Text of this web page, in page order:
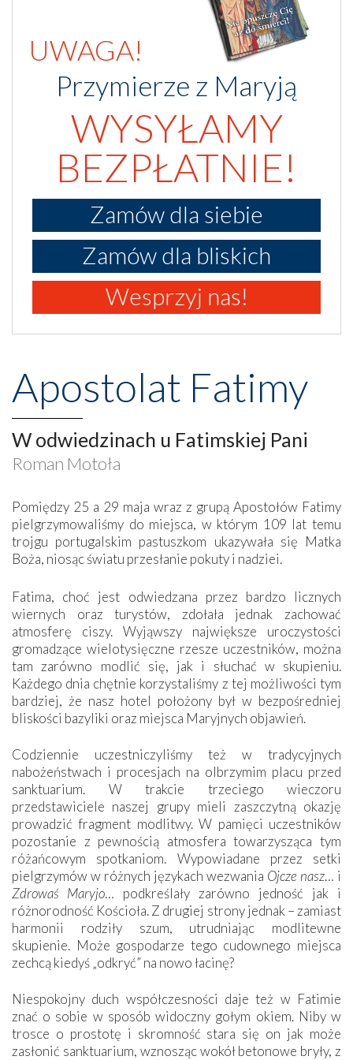
UWAGA!
Przymierze z Maryją
WYSYŁAMY
BEZPŁATNIE!
Zamów dla siebie
Zamów dla bliskich
Wesprzyj nas!
Apostolat Fatimy
W odwiedzinach u Fatimskiej Pani
Roman Motoła
Pomiędzy 25 a 29 maja wraz z grupą Apostołów Fatimy
pielgrzymowaliśmy do miejsca, w którym 109 lat temu
trojgu portugalskim pastuszkom ukazywała się Matka
Boża, niosąc światu przesłanie pokuty i nadziei.
Fatima, choć jest odwiedzana przez bardzo licznych
wiernych oraz turystów, zdołała jednak zachować
atmosferę ciszy. Wyjąwszy największe uroczystości
gromadzące wielotysięczne rzesze uczestników, można
tam zarówno modlić się, jak i słuchać w skupieniu.
Każdego dnia chętnie korzystaliśmy z tej możliwości tym
bardziej, że nasz hotel położony był w bezpośredniej
bliskości bazyliki oraz miejsca Maryjnych objawień.
Codziennie uczestniczyliśmy też w tradycyjnych
nabożeństwach i procesjach na olbrzymim placu przed
sanktuarium. W trakcie trzeciego wieczoru
przedstawiciele naszej grupy mieli zaszczytną okazję
prowadzić fragment modlitwy. W pamięci uczestników
pozostanie z pewnością atmosfera towarzysząca tym
różańcowym spotkaniom. Wypowiadane przez setki
pielgrzymów w różnych językach wezwania Ojcze nasz… i
Zdrowaś Maryjo… podkreślały zarówno jedność jak i
różnorodność Kościoła. Z drugiej strony jednak – zamiast
harmonii rodziły szum, utrudniając modlitewne
skupienie. Może gospodarze tego cudownego miejsca
zechcą kiedyś „odkryć” na nowo łacinę?
Niespokojny duch współczesności daje też w Fatimie
znać o sobie w sposób widoczny gołym okiem. Niby w
trosce o prostotę i skromność stara się on jak może
zasłonić sanktuarium, wznosząc wokół betonowe bryły, z